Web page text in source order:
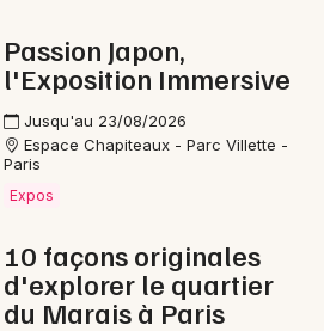
Passion Japon,
l'Exposition Immersive
Jusqu'au 23/08/2026
Espace Chapiteaux - Parc Villette -
Paris
Expos
10 façons originales
d'explorer le quartier
du Marais à Paris